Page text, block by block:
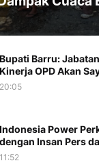
Bupati Barru:
Kinerja OPD Akan
20:05
Indonesia Power
dengan Insan Pers
11:52